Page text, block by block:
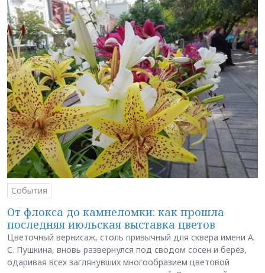
События
От флокса до камнеломки: как прошла
последняя июльская выставка цветов
Цветочный вернисаж, столь привычный для сквера имени А.
С. Пушкина, вновь развернулся под сводом сосен и берёз,
одаривая всех заглянувших многообразием цветовой